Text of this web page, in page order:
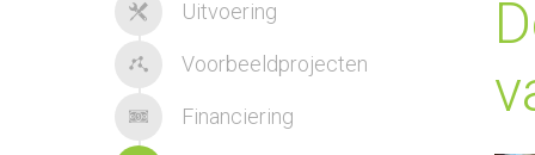
Uitvoering
Voorbeeldprojecten
Financiering